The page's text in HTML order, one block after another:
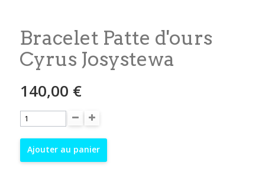
Bracelet Patte d'ours
Cyrus Josystewa
140,00 €
Ajouter au panier